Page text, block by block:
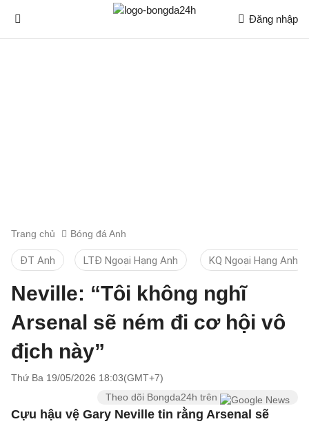
Đăng nhập
Trang chủ Bóng đá Anh
ĐT Anh LTĐ Ngoại Hạng Anh KQ Ngoại Hạng Anh
Neville: “Tôi không nghĩ
Arsenal sẽ ném đi cơ hội vô
địch này”
Thứ Ba 19/05/2026 18:03(GMT+7)
Theo dõi Bongda24h trên
Cựu hậu vệ Gary Neville tin rằng Arsenal sẽ